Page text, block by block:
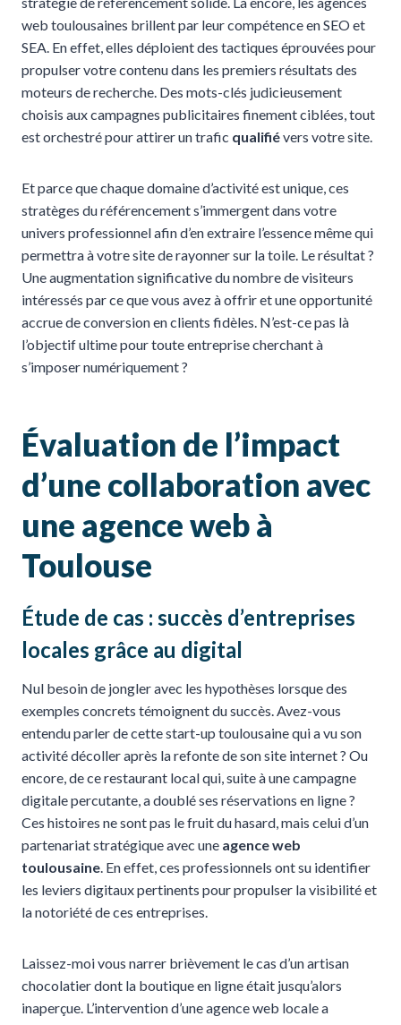
web toulousaines brillent par leur compétence en SEO et
SEA. En effet, elles déploient des tactiques éprouvées pour
propulser votre contenu dans les premiers résultats des
moteurs de recherche. Des mots-clés judicieusement
choisis aux campagnes publicitaires finement ciblées, tout
est orchestré pour attirer un trafic qualifiévers votre site.
Et parce que chaque domaine d’activité est unique, ces
stratèges du référencement s’immergent dans votre
univers professionnel afin d’en extraire l’essence même qui
permettra à votre site de rayonner sur la toile. Le résultat ?
Une augmentation significative du nombre de visiteurs
intéressés par ce que vous avez à offrir et une opportunité
accrue de conversion en clients fidèles. N’est-ce pas là
l’objectif ultime pour toute entreprise cherchant à
s’imposer numériquement ?
Évaluation de l’impact
d’une collaboration avec
une agence web à
Toulouse
Étude de cas : succès d’entreprises
locales grâce au digital
Nul besoin de jongler avec les hypothèses lorsque des
exemples concrets témoignent du succès. Avez-vous
entendu parler de cette start-up toulousaine qui a vu son
activité décoller après la refonte de son site internet ? Ou
encore, de ce restaurant local qui, suite à une campagne
digitale percutante, a doublé ses réservations en ligne ?
Ces histoires ne sont pas le fruit du hasard, mais celui d’un
partenariat stratégique avec une agence web
toulousaine . En effet, ces professionnels ont su identifier
les leviers digitaux pertinents pour propulser la visibilité et
la notoriété de ces entreprises.
Laissez-moi vous narrer brièvement le cas d’un artisan
chocolatier dont la boutique en ligne était jusqu’alors
inaperçue. L’intervention d’une agence web locale a